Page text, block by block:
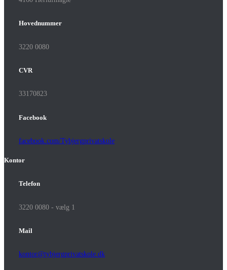
Hovednummer
3220 0080
CVR
33170823
Facebook
facebook.com/Tybjergprivatskole
Kontor
Telefon
3220 0080 - vælg 1
Mail
kontor@tybjergprivatskole.dk